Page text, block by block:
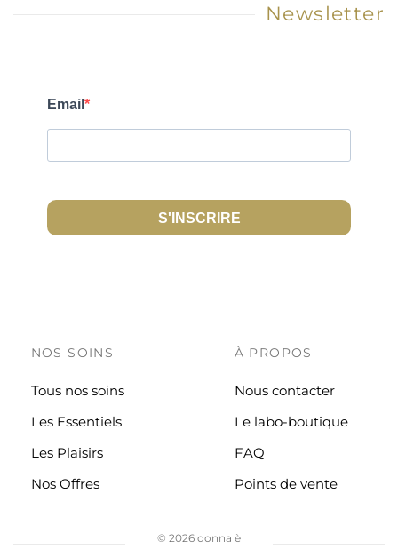
Newsletter
NOS SOINS
Tous nos soins
Les Essentiels
Les Plaisirs
Nos Offres
À PROPOS
Nous contacter
Le labo-boutique
FAQ
Points de vente
Email
S'INSCRIRE
© 2026 donna è